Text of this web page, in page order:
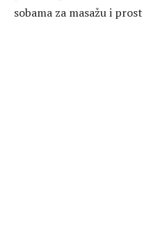
sobama za masažu i